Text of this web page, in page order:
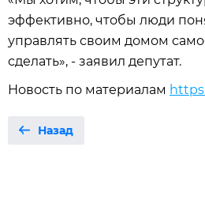
эффективно, чтобы люди
управлять своим домом
сделать», - заявил депутат.
Новость по материалам
Назад